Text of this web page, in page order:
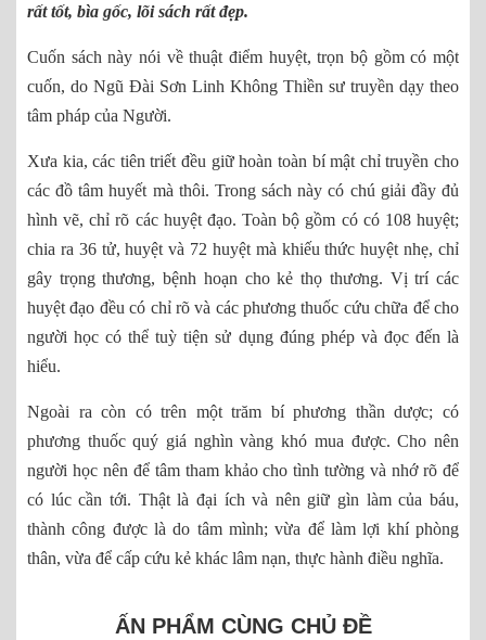
rất tốt, bìa gốc, lõi sách rất đẹp.
Cuốn sách này nói về thuật điểm huyệt, trọn bộ gồm có một
cuốn, do Ngũ Đài Sơn Linh Không Thiền sư truyền dạy theo
tâm pháp của Người.
Xưa kia, các tiên triết đều giữ hoàn toàn bí mật chỉ truyền cho
các đồ tâm huyết mà thôi. Trong sách này có chú giải đầy đủ
hình vẽ, chỉ rõ các huyệt đạo. Toàn bộ gồm có có 108 huyệt;
chia ra 36 tử, huyệt và 72 huyệt mà khiếu thức huyệt nhẹ, chỉ
gây trọng thương, bệnh hoạn cho kẻ thọ thương. Vị trí các
huyệt đạo đều có chỉ rõ và các phương thuốc cứu chữa để cho
người học có thể tuỳ tiện sử dụng đúng phép và đọc đến là
hiểu.
Ngoài ra còn có trên một trăm bí phương thần dược; có
phương thuốc quý giá nghìn vàng khó mua được. Cho nên
người học nên để tâm tham khảo cho tình tường và nhớ rõ để
có lúc cần tới. Thật là đại ích và nên giữ gìn làm của báu,
thành công được là do tâm mình; vừa để làm lợi khí phòng
thân, vừa để cấp cứu kẻ khác lâm nạn, thực hành điều nghĩa.
ẤN PHẨM CÙNG CHỦ ĐỀ